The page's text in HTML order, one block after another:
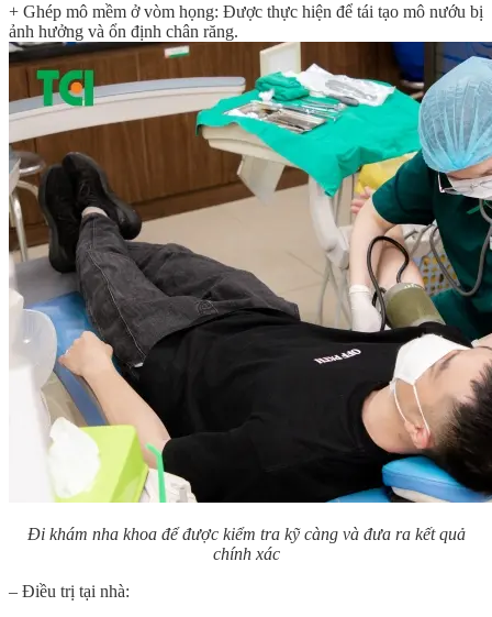
+ Ghép mô mềm ở vòm họng: Được thực hiện để tái tạo mô nướu bị
ảnh hưởng và ổn định chân răng.
Đi khám nha khoa để được kiểm tra kỹ càng và đưa ra kết quả
chính xác
– Điều trị tại nhà: